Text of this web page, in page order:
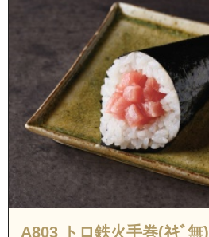
A803 トロ鉄火手巻(ﾈｷﾞ無)